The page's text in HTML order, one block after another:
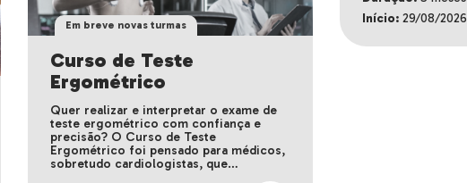
Início: 29/08/2026
Em breve novas turmas
Curso de Teste
Ergométrico
Quer realizar e interpretar o exame de
teste ergométrico com confiança e
precisão? O Curso de Teste
Ergométrico foi pensado para médicos,
sobretudo cardiologistas, que…